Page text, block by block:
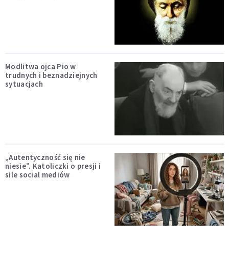
Modlitwa ojca Pio w
trudnych i beznadziejnych
sytuacjach
„Autentyczność się nie
niesie”. Katoliczki o presji i
sile social mediów